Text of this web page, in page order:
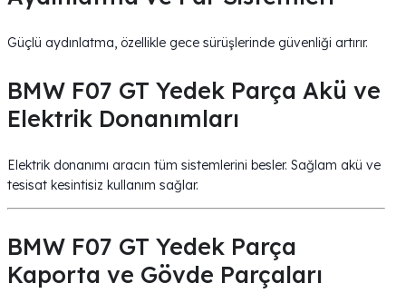
Güçlü aydınlatma, özellikle gece sürüşlerinde güvenliği artırır.
BMW F07 GT Yedek Parça Akü ve
Elektrik Donanımları
Elektrik donanımı aracın tüm sistemlerini besler. Sağlam akü ve
tesisat kesintisiz kullanım sağlar.
BMW F07 GT Yedek Parça
Kaporta ve Gövde Parçaları